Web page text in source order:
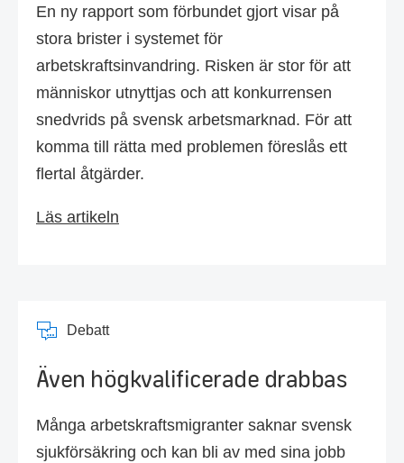
En ny rapport som förbundet gjort visar på
stora brister i systemet för
arbetskraftsinvandring. Risken är stor för att
människor utnyttjas och att konkurrensen
snedvrids på svensk arbetsmarknad. För att
komma till rätta med problemen föreslås ett
flertal åtgärder.
Läs artikeln
Debatt
Även högkvalificerade drabbas
Många arbetskraftsmigranter saknar svensk
sjukförsäkring och kan bli av med sina jobb